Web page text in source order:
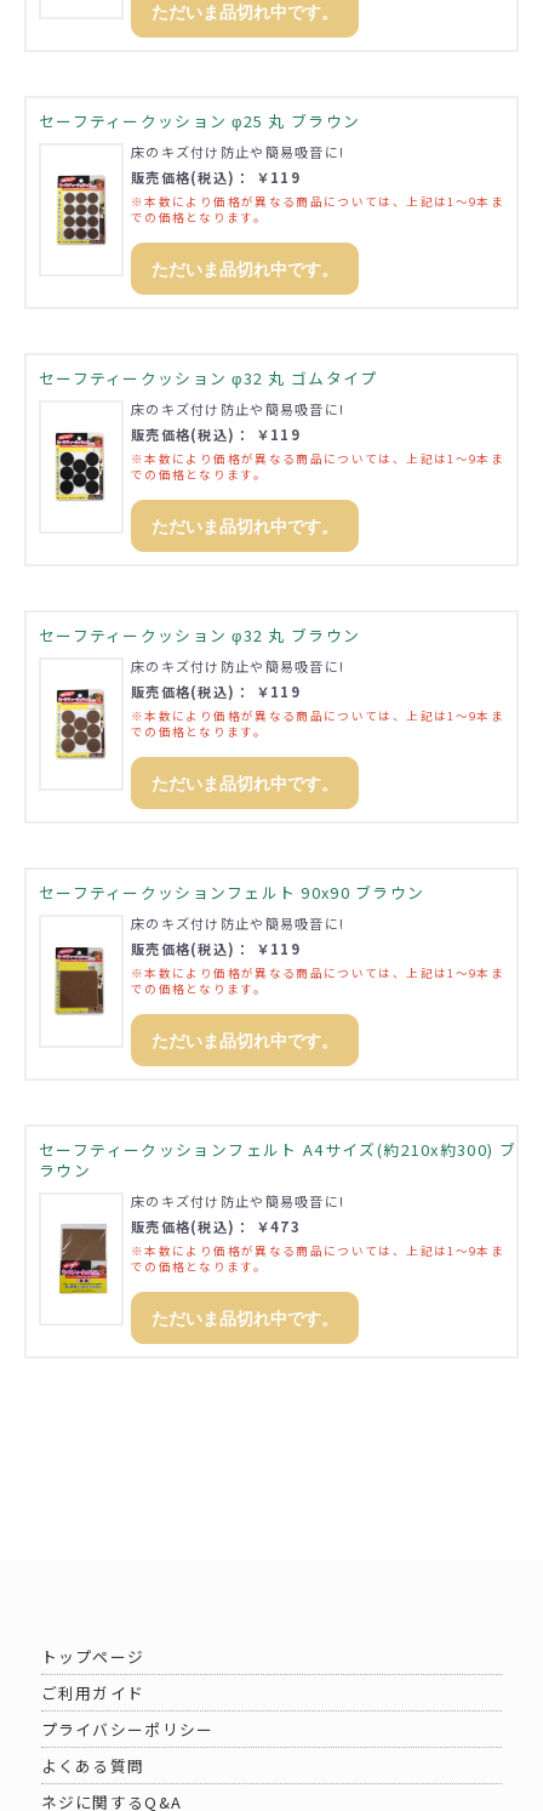
ただいま品切れ中です。
セーフティークッション φ25 丸 ブラウン
床のキズ付け防止や簡易吸音に!
販売価格(税込)： ￥119
※本数により価格が異なる商品については、上記は1～9本ま
での価格となります。
ただいま品切れ中です。
セーフティークッション φ32 丸 ゴムタイプ
床のキズ付け防止や簡易吸音に!
販売価格(税込)： ￥119
※本数により価格が異なる商品については、上記は1～9本ま
での価格となります。
ただいま品切れ中です。
セーフティークッション φ32 丸 ブラウン
床のキズ付け防止や簡易吸音に!
販売価格(税込)： ￥119
※本数により価格が異なる商品については、上記は1～9本ま
での価格となります。
ただいま品切れ中です。
セーフティークッションフェルト 90x90 ブラウン
床のキズ付け防止や簡易吸音に!
販売価格(税込)： ￥119
※本数により価格が異なる商品については、上記は1～9本ま
での価格となります。
ただいま品切れ中です。
セーフティークッションフェルト A4サイズ(約210x約300) ブ
ラウン
床のキズ付け防止や簡易吸音に!
販売価格(税込)： ￥473
※本数により価格が異なる商品については、上記は1～9本ま
での価格となります。
ただいま品切れ中です。
トップページ
ご利用ガイド
プライバシーポリシー
よくある質問
ネジに関するQ&A